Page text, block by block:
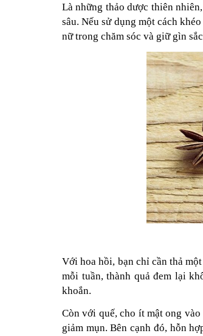
Là những thảo dược thiên
sâu. Nếu sử dụng một cách
nữ trong chăm sóc và giữ gìn
Với hoa hồi, bạn chỉ cần thả
mỗi tuần, thành quả đem lại
khoắn.
Còn với quế, cho ít mật ong
giảm mụn. Bên cạnh đó, hỗn